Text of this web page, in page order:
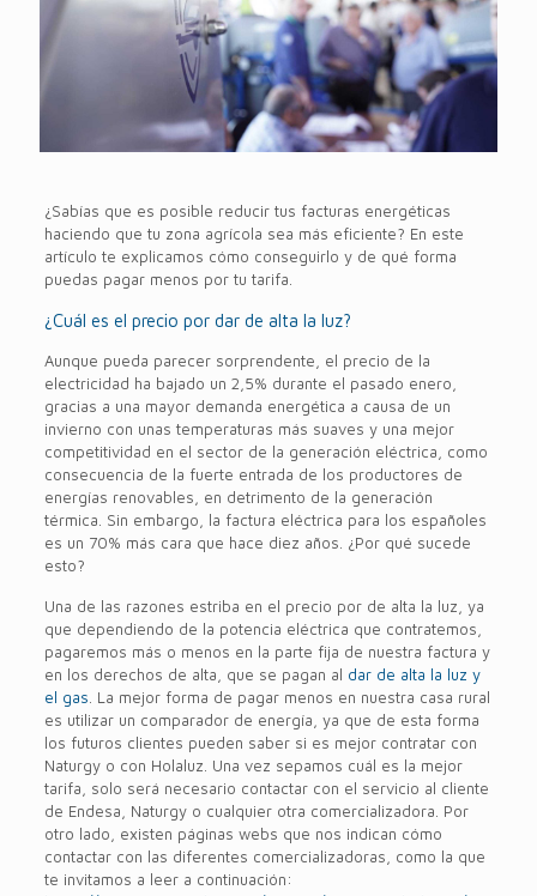
¿Sabías que es posible reducir tus facturas energéticas
haciendo que tu zona agrícola sea más eficiente? En este
artículo te explicamos cómo conseguirlo y de qué forma
puedas pagar menos por tu tarifa.
¿Cuál es el precio por dar de alta la luz?
Aunque pueda parecer sorprendente, el precio de la
electricidad ha bajado un 2,5% durante el pasado enero,
gracias a una mayor demanda energética a causa de un
invierno con unas temperaturas más suaves y una mejor
competitividad en el sector de la generación eléctrica, como
consecuencia de la fuerte entrada de los productores de
energías renovables, en detrimento de la generación
térmica. Sin embargo, la factura eléctrica para los españoles
es un 70% más cara que hace diez años. ¿Por qué sucede
esto?
Una de las razones estriba en el precio por de alta la luz, ya
que dependiendo de la potencia eléctrica que contratemos,
pagaremos más o menos en la parte fija de nuestra factura y
en los derechos de alta, que se pagan al dar de alta la luz y
el gas . La mejor forma de pagar menos en nuestra casa rural
es utilizar un comparador de energía, ya que de esta forma
los futuros clientes pueden saber si es mejor contratar con
Naturgy o con Holaluz. Una vez sepamos cuál es la mejor
tarifa, solo será necesario contactar con el servicio al cliente
de Endesa, Naturgy o cualquier otra comercializadora. Por
otro lado, existen páginas webs que nos indican cómo
contactar con las diferentes comercializadoras, como la que
te invitamos a leer a continuación: